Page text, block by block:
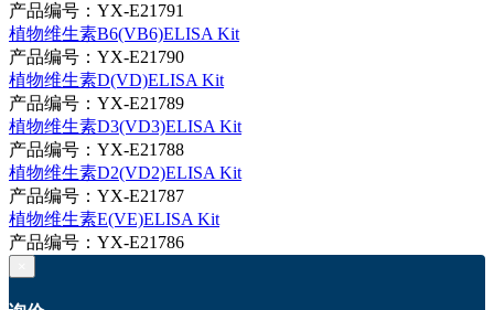
产品编号：YX-E21791
植物维生素B6(VB6)ELISA Kit
产品编号：YX-E21790
植物维生素D(VD)ELISA Kit
产品编号：YX-E21789
植物维生素D3(VD3)ELISA Kit
产品编号：YX-E21788
植物维生素D2(VD2)ELISA Kit
产品编号：YX-E21787
植物维生素E(VE)ELISA Kit
产品编号：YX-E21786